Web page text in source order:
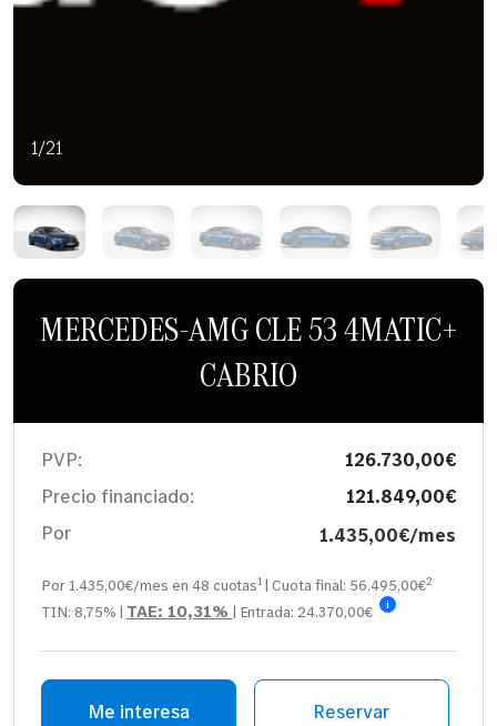
1/21
MERCEDES-AMG CLE 53 4MATIC+
CABRIO
PVP:
126.730,00€
Precio financiado:
121.849,00€
Por
1.435,00€/mes
Por 1.435,00€/mes en 48 cuotas1 | Cuota final: 56.495,00€2
TIN: 8,75% | TAE: 10,31% | Entrada:24.370,00€ i
Me interesa Reservar